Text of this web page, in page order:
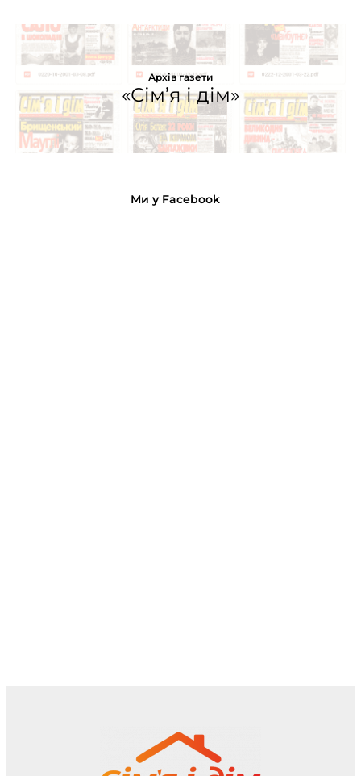
Архів газети
«Сім’я і дім»
Ми у Facebook